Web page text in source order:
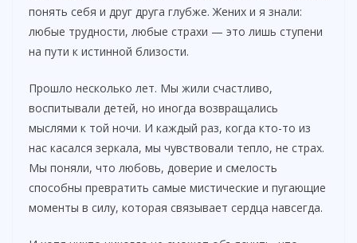
понять себя и друг друга глубже. Жених и я знали:
любые трудности, любые страхи — это лишь ступени
на пути к истинной близости.
Прошло несколько лет. Мы жили счастливо,
воспитывали детей, но иногда возвращались
мыслями к той ночи. И каждый раз, когда кто-то из
нас касался зеркала, мы чувствовали тепло, не страх.
Мы поняли, что любовь, доверие и смелость
способны превратить самые мистические и пугающие
моменты в силу, которая связывает сердца навсегда.